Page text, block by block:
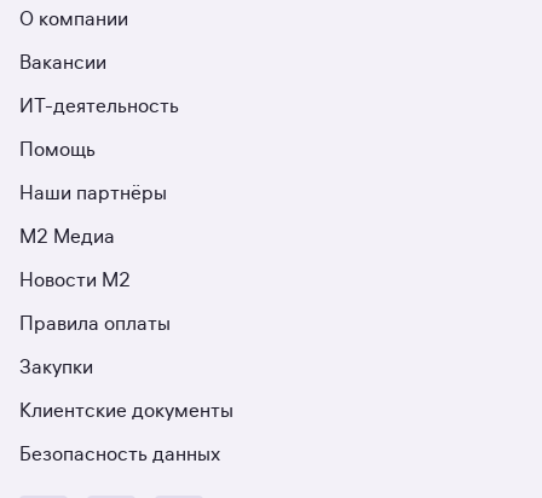
О компании
Вакансии
ИТ-деятельность
Помощь
Наши партнёры
М2 Медиа
Новости М2
Правила оплаты
Закупки
Клиентские документы
Безопасность данных